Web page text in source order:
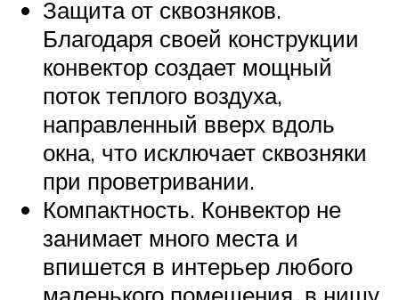
Защита от сквозняков.
Благодаря своей конструкции
конвектор создает мощный
поток теплого воздуха,
направленный вверх вдоль
окна, что исключает сквозняки
при проветривании.
Компактность. Конвектор не
занимает много места и
впишется в интерьер любого